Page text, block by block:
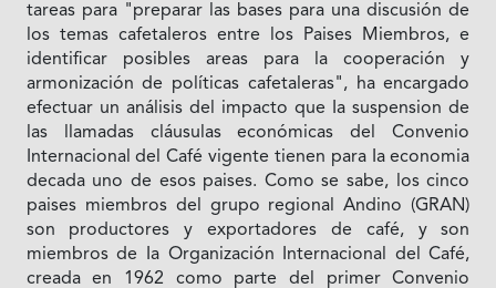
tareas para "preparar las bases para una discusión de
los temas cafetaleros entre los Paises Miembros, e
identificar posibles areas para la cooperación y
armonización de políticas cafetaleras", ha encargado
efectuar un análisis del impacto que Ia suspension de
las llamadas cláusulas económicas del Convenio
Internacional del Café vigente tienen para Ia economia
decada uno de esos paises. Como se sabe, los cinco
paises miembros del grupo regional Andino (GRAN)
son productores y exportadores de café, y son
miembros de Ia Organización Internacional del Café,
creada en 1962 como parte del primer Convenio